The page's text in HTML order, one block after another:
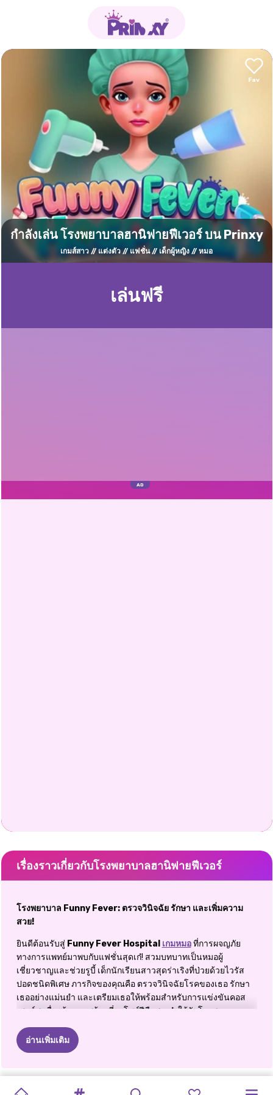
กำลังเล่น โรงพยาบาลฮานิฟายฟีเวอร์ บน Prinxy
เกมส์สาว แต่งตัว แฟชั่น เด็กผู้หญิง หมอ
เล่นฟรี
เรื่องราวเกี่ยวกับโรงพยาบาลฮานิฟายฟีเวอร์
โรงพยาบาล Funny Fever: ตรวจวินิจฉัย รักษา และเพิ่มความ
สวย!
ยินดีต้อนรับสู่ Funny Fever Hospital เกมหมอที่การผจญภัย
ทางการแพทย์มาพบกับแฟชั่นสุดเก๋! สวมบทบาทเป็นหมอผู้
เชี่ยวชาญและช่วยรูบี้ เด็กนักเรียนสาวสุดร่าเริงที่ป่วยด้วยไวรัส
ปอดชนิดพิเศษ ภารกิจของคุณคือ ตรวจวินิจฉัยโรคของเธอ รักษา
เธออย่างแม่นยำ และเตรียมเธอให้พร้อมสำหรับการแข่งขันคอส
เพลย์สุดตื่นเต้น คุณพร้อมที่จะโชว์ฝีมือสุดเจ๋งให้กับโรงพยาบาล
ความสนุกสนานทางการแพทย์ผสานกับกระแสแฟชั่น
อ่านเพิ่มเติม
ชุดเลานจ์สุด นักบัลเล่ต์สเก็
สุนทรียศาสตร์ ฝึกฝนกับฉัน
อวตารแต่ง แปลงโฉม
ห้องฉุกเฉิน การผจญภัย ฤดูกาลคอส